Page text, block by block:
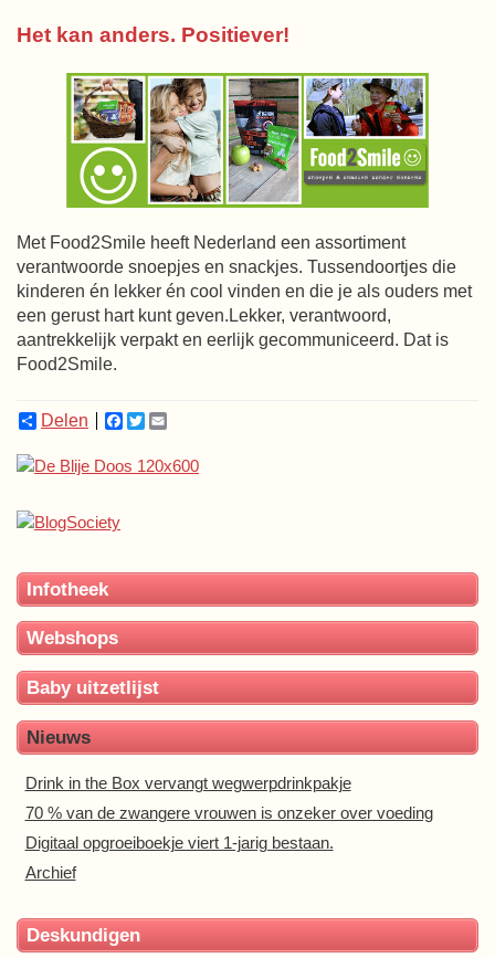
Het kan anders. Positiever!
Met Food2Smile heeft Nederland een assortiment
verantwoorde snoepjes en snackjes. Tussendoortjes die
kinderen én lekker én cool vinden en die je als ouders met
een gerust hart kunt geven.Lekker, verantwoord,
aantrekkelijk verpakt en eerlijk gecommuniceerd. Dat is
Food2Smile.
Delen Facebook
Twitter
Infotheek
Webshops
Baby uitzetlijst
Nieuws
Drink in the Box vervangt wegwerpdrinkpakje
70 % van de zwangere vrouwen is onzeker over voeding
Digitaal opgroeiboekje viert 1-jarig bestaan.
Archief
Deskundigen